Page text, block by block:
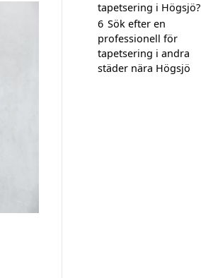
tapetsering i Högsjö?
6 Sök efter en
professionell för
tapetsering i andra
städer nära Högsjö